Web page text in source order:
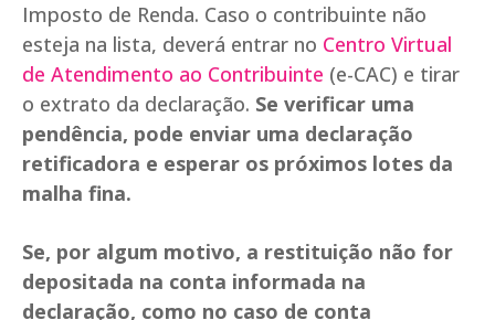
Imposto de Renda. Caso o contribuinte não
esteja na lista, deverá entrar no Centro Virtual
de Atendimento ao Contribuinte (e-CAC) e tirar
o extrato da declaração. Se verificar uma
pendência, pode enviar uma declaração
retificadora e esperar os próximos lotes da
malha fina.
Se, por algum motivo, a restituição não for
depositada na conta informada na
declaração, como no caso de conta